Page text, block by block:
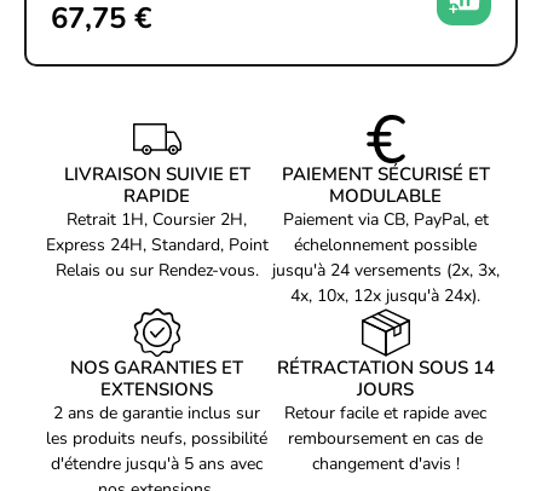
67,75 €
LIVRAISON SUIVIE ET
RAPIDE
Retrait 1H, Coursier 2H,
Express 24H, Standard, Point
Relais ou sur Rendez-vous.
PAIEMENT SÉCURISÉ ET
MODULABLE
Paiement via CB, PayPal, et
échelonnement possible
jusqu'à 24 versements (2x, 3x,
4x, 10x, 12x jusqu'à 24x).
NOS GARANTIES ET
EXTENSIONS
2 ans de garantie inclus sur
les produits neufs, possibilité
d'étendre jusqu'à 5 ans avec
RÉTRACTATION SOUS 14
JOURS
Retour facile et rapide avec
remboursement en cas de
changement d'avis !